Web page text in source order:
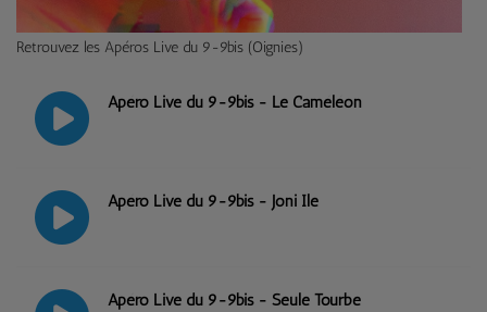
Retrouvez les Apéros Live du 9-9bis (Oignies)
Apéro Live du 9-9bis - Le Caméléon
Apéro Live du 9-9bis - Joni Ile
Apéro Live du 9-9bis - Seule Tourbe